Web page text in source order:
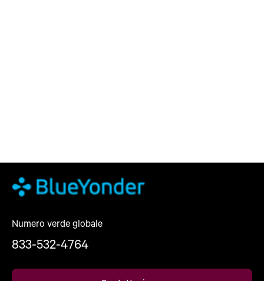
Numero verde globale
833-532-4764